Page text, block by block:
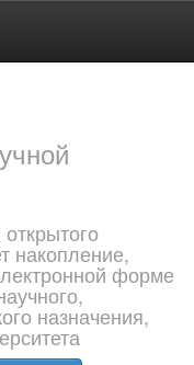
накопление,
форме
назначения,